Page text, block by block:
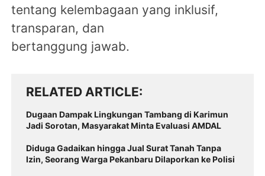
tentang kelembagaan yang inklusif,
transparan, dan
bertanggung jawab.
RELATED ARTICLE
Dugaan Dampak Lingkungan Tambang di Karimun
Jadi Sorotan, Masyarakat Minta Evaluasi AMDAL
Diduga Gadaikan hingga Jual Surat Tanah Tanpa
Izin, Seorang Warga Pekanbaru Dilaporkan ke Polisi